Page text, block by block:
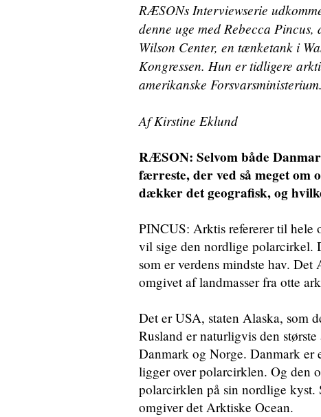
RÆSONs Interviewserie
denne uge med Rebecca
Wilson Center, en tænketank i
Kongressen. Hun er tidligere
amerikanske Forsvarsministerium.
Af Kirstine Eklund
RÆSON: Selvom både
færreste, der ved så meget om
dækker det geografisk, og
PINCUS: Arktis refererer til hele
vil sige den nordlige polarcirkel.
som er verdens mindste hav.
omgivet af landmasser fra otte
Det er USA, staten Alaska, som
Rusland er naturligvis den
Danmark og Norge. Danmark er
ligger over polarcirklen. Og den
polarcirklen på sin nordlige kyst.
omgiver det Arktiske Ocean.